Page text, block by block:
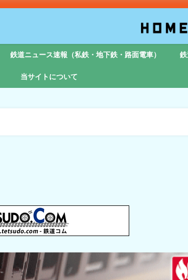
鉄道ニュース速報（私鉄・地下鉄・路面電車） 鉄
当サイトについて